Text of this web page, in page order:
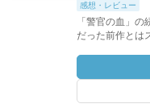
感想・レビュー
「警官の血」
だった前作とは